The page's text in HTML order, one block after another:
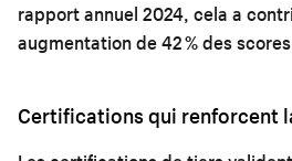
rapport annuel 2024, cela a
augmentation de 42 % des
Certifications qui renforcent